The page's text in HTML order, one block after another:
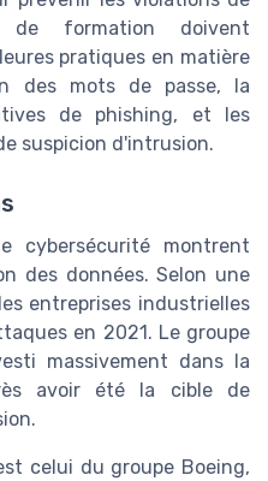
de formation doivent
pratiques en matière
des mots de passe, la
de phishing, et les
suspicion d'intrusion.
cybersécurité montrent
des données. Selon une
entreprises industrielles
en 2021. Le groupe
massivement dans la
avoir été la cible de
celui du groupe Boeing,